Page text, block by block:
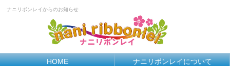
ナニリボンレイからのお知らせ
HOME ナニリボンレイについて